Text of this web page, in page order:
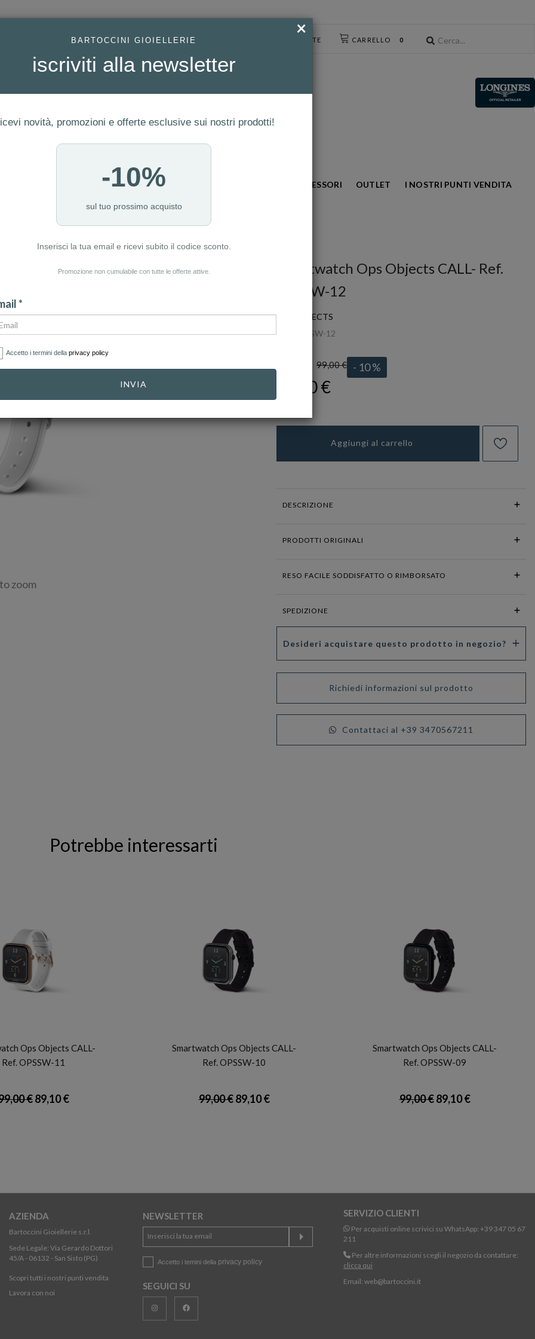
CARRELLO 0
ACCESSO UTENTE
GIOIELLI MODA OROLOGI ACCESSORI OUTLET I NOSTRI PUNTI VENDITA
zoom
Smartwatch Ops Objects CALL- Ref.
OPSSW-12
OPS OBJECTS
OPSSW-12
99,00 € - 10 %
89,10 €
Aggiungi al carrello
DESCRIZIONE
PRODOTTI ORIGINALI
RESO FACILE SODDISFATTO O RIMBORSATO
SPEDIZIONE
Desideri acquistare questo prodotto in negozio?
Richiedi informazioni sul prodotto
Contattaci al +39 3470567211
Potrebbe interessarti
Ops Objects CALL-
Ref. OPSSW-11
€89,10 €
Smartwatch Ops Objects CALL-
Ref. OPSSW-10
99,00 €89,10 €
Smartwatch Ops Objects CALL-
Ref. OPSSW-09
99,00 €89,10 €
AZIENDA
Bartoccini Gioiellerie s.r.l.
Sede Legale: Via Gerardo Dottori
45/A - 06132 - San Sisto (PG)
Scopri tutti i nostri punti vendita
Lavora con noi
NEWSLETTER
Accetto i temini della privacy policy
SEGUICI SU
SERVIZIO CLIENTI
Per acquisti online scrivici su WhatsApp: +39 347 05 67
211
Per altre informazioni scegli il negozio da contattare:
clicca qui
Email: web@bartoccini.it
×
BARTOCCINI GIOIELLERIE
iscriviti alla newsletter
novità, promozioni e offerte esclusive sui nostri prodotti!
-10%
sul tuo prossimo acquisto
Inserisci la tua email e ricevi subito il codice sconto.
Promozione non cumulabile con tutte le offerte attive.
*
Accetto i termini della privacy policy
INVIA